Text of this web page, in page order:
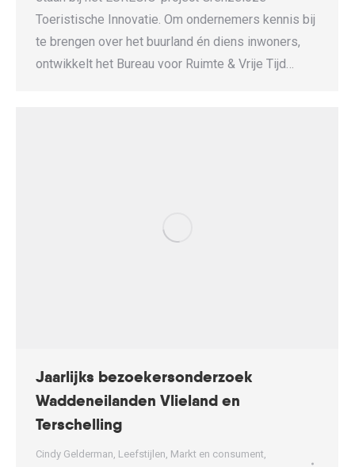
Toeristische Innovatie. Om ondernemers kennis bij
te brengen over het buurland én diens inwoners,
ontwikkelt het Bureau voor Ruimte & Vrije Tijd…
Jaarlijks bezoekersonderzoek
Waddeneilanden Vlieland en
Terschelling
Cindy Gelderman, Leefstijlen, Markt en consument,